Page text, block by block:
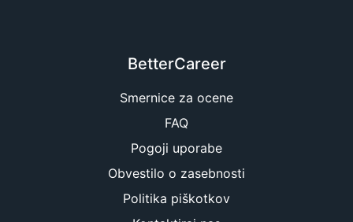
BetterCareer
Smernice za ocene
FAQ
Pogoji uporabe
Obvestilo o zasebnosti
Politika piškotkov